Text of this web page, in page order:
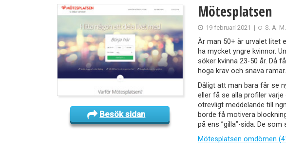
Besök sidan
Mötesplatsen
19 februari 2021 | S. A.
Är man 50+ är urvalet litet
ha mycket yngre kvinnor.
söker kvinna 23-50 år. Då
höga krav och snäva
Dåligt att man bara får se
eller få se alla profiler
otrevligt meddelande till
borde få motivera
på ens ”gilla”-sida. De
Mötesplatsen omdömen